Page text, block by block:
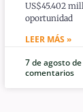
US$45.402
oportunidad
LEER MÁS »
7 de agosto
comentarios